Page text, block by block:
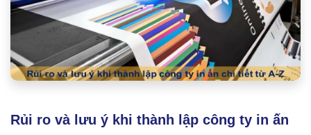
Rủi ro và lưu ý khi thành lập công ty in ấn